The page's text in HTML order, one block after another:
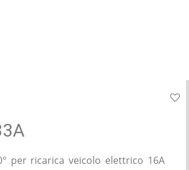
per ricarica veicolo elettrico 16A